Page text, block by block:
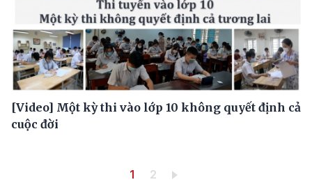
[Video] Một kỳ thi vào lớp 10 không quyết định cả
cuộc đời
Trang hiện thời
1 Trang
2